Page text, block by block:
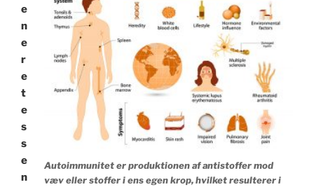
Autoimmunitet er produktionen af antistoffer mod
væv eller stoffer i ens egen krop, hvilket resulterer i
e
n
e
r
e
t
e
s
s
e
n